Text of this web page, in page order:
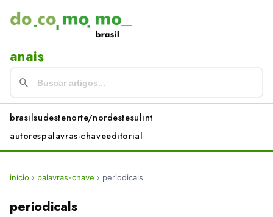
anais
brasilsudestenorte/nordestesulint
autorespalavras-chaveeditorial
início › palavras-chave › periodicals
periodicals